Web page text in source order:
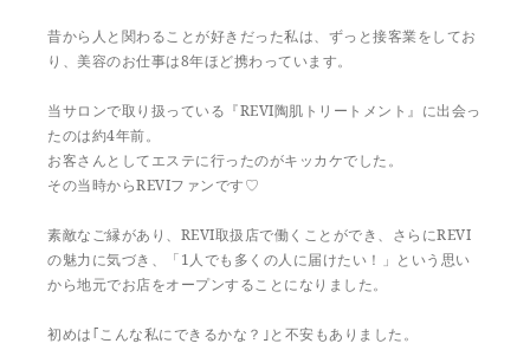
昔から人と関わることが好きだった私は、ずっと接客業をしてお
り、美容のお仕事は8年ほど携わっています。
当サロンで取り扱っている『REVI陶肌トリートメント』に出会っ
たのは約4年前。
お客さんとしてエステに行ったのがキッカケでした。
その当時からREVIファンです♡
素敵なご縁があり、REVI取扱店で働くことができ、さらにREVI
の魅力に気づき、「1人でも多くの人に届けたい！」という思い
から地元でお店をオープンすることになりました。
初めは｢こんな私にできるかな？｣と不安もありました。